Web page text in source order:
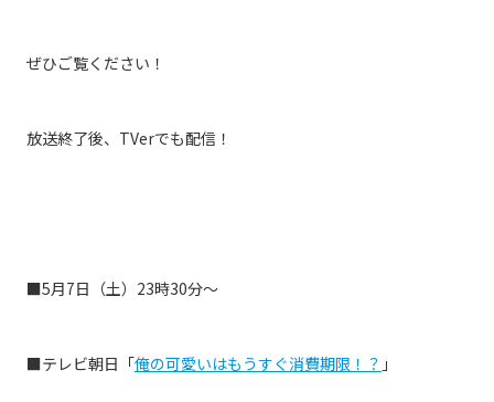
ぜひご覧ください！
放送終了後、TVerでも配信！
■5月7日（土）23時30分〜
■テレビ朝日「俺の可愛いはもうすぐ消費期限！？ 」